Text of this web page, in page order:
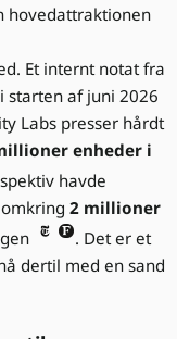
hovedattraktionen
Et internt notat fra
starten af juni 2026
Labs presser hårdt
enheder i
havde
2 millioner
. Det er et
dertil med en sand